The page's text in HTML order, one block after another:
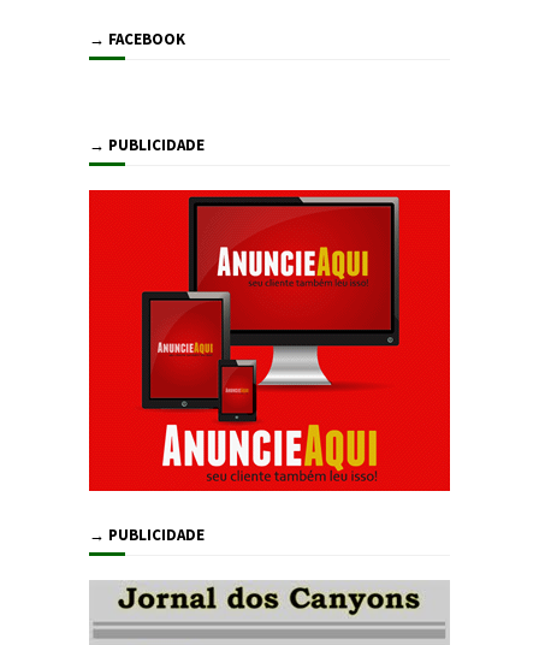
→ FACEBOOK
→ PUBLICIDADE
→ PUBLICIDADE